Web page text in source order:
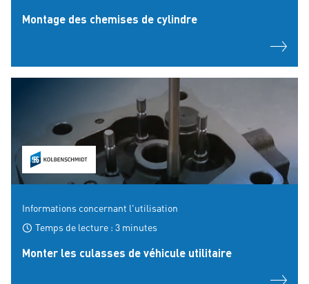
Montage des chemises de cylindre
Informations concernant l'utilisation
Temps de lecture : 3 minutes
Monter les culasses de véhicule utilitaire